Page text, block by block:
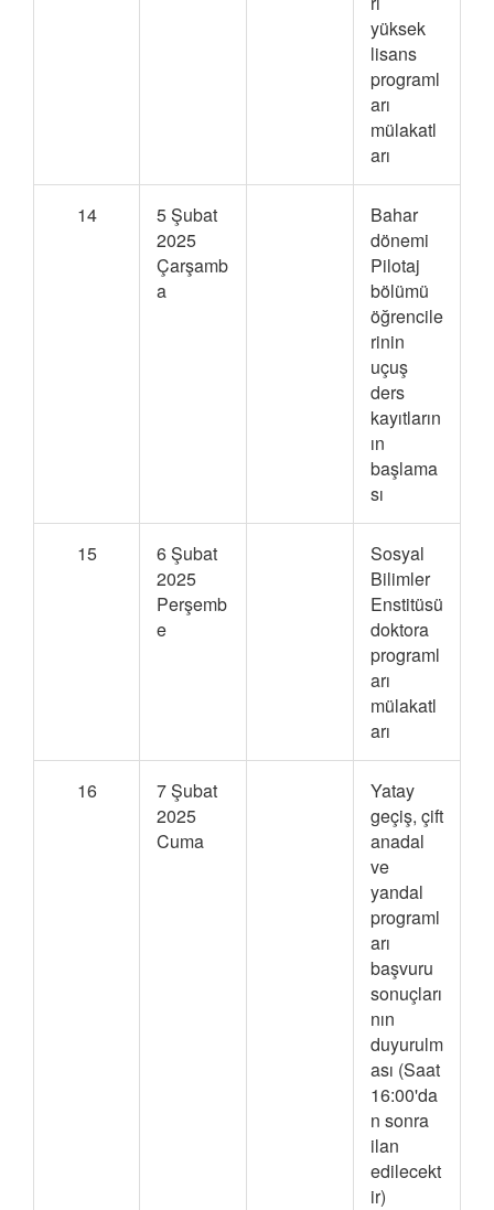
yüksek
lisans
programl
arı
mülakatl
arı
14
5 Şubat
2025
Çarşamb
a
Bahar
dönemi
Pilotaj
bölümü
öğrencile
rinin
uçuş
ders
kayıtların
ın
başlama
sı
15
6 Şubat
2025
Perşemb
e
Sosyal
Bilimler
Enstitüsü
doktora
programl
arı
mülakatl
arı
16
7 Şubat
2025
Cuma
Yatay
geçiş, çift
anadal
ve
yandal
programl
arı
başvuru
sonuçları
nın
duyurulm
ası (Saat
16:00'da
n sonra
ilan
edilecekt
ir)